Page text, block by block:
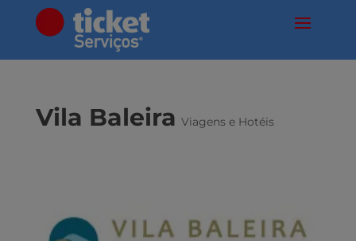
Vila Baleira Viagens e Hotéis